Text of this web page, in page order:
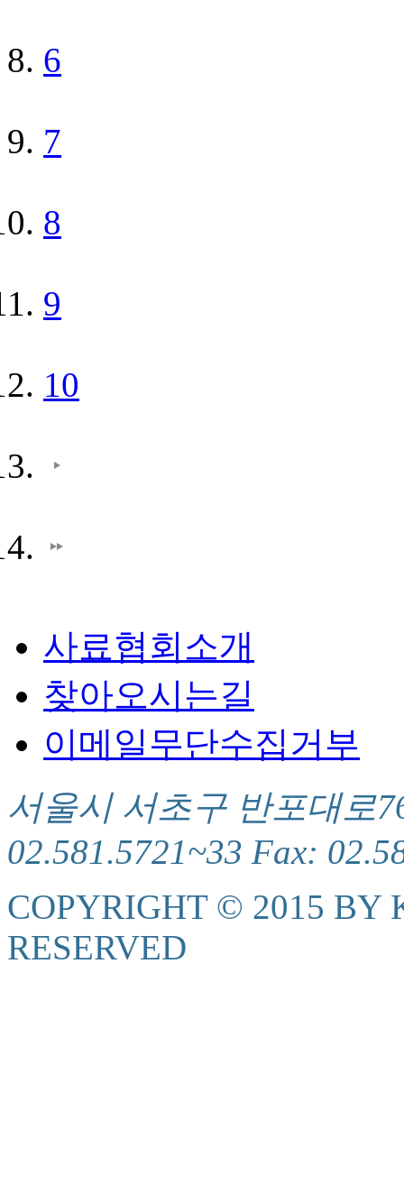
6
7
8
9
10
사료협회소개
찾아오시는길
이메일무단수집거부
서울시 서초구 반포대로
02.581.5721~33 Fax:
COPYRIGHT © 2015 BY
RESERVED